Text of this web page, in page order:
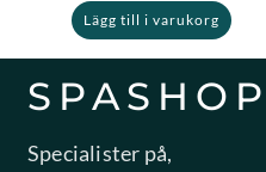
Lägg till i varukorg
Specialister på,